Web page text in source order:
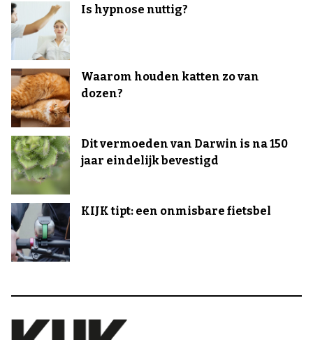
Is hypnose nuttig?
Waarom houden katten zo van
dozen?
Dit vermoeden van Darwin is na 150
jaar eindelijk bevestigd
KIJK tipt: een onmisbare fietsbel